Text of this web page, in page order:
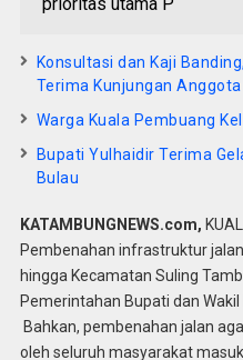
Konsultasi dan Kaji
Terima Kunjungan Anggota
Warga Kuala Pembuang
Bupati Yulhaidir Terima
Bulau
KATAMBUNGNEWS.com,
Pembenahan infrastruktur
hingga Kecamatan Suling
Pemerintahan Bupati dan
Bahkan, pembenahan jalan
oleh seluruh masyarakat